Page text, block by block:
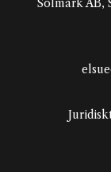
Solmark AB,